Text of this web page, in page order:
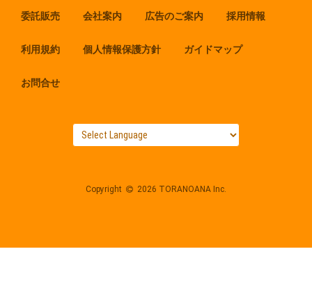
委託販売 会社案内 広告のご案内 採用情報
利用規約 個人情報保護方針 ガイドマップ
お問合せ
Copyright 2026 TORANOANA Inc.